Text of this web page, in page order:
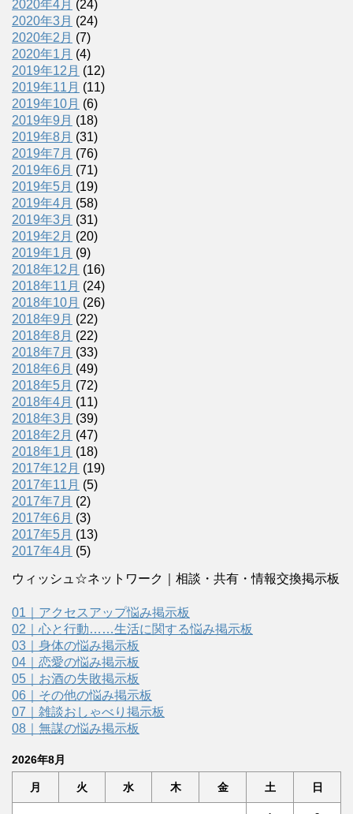
2020年4月 (24)
2020年3月 (24)
2020年2月 (7)
2020年1月 (4)
2019年12月 (12)
2019年11月 (11)
2019年10月 (6)
2019年9月 (18)
2019年8月 (31)
2019年7月 (76)
2019年6月 (71)
2019年5月 (19)
2019年4月 (58)
2019年3月 (31)
2019年2月 (20)
2019年1月 (9)
2018年12月 (16)
2018年11月 (24)
2018年10月 (26)
2018年9月 (22)
2018年8月 (22)
2018年7月 (33)
2018年6月 (49)
2018年5月 (72)
2018年4月 (11)
2018年3月 (39)
2018年2月 (47)
2018年1月 (18)
2017年12月 (19)
2017年11月 (5)
2017年7月 (2)
2017年6月 (3)
2017年5月 (13)
2017年4月 (5)
ウィッシュ☆ネットワーク｜相談・共有・情報交換掲示板
01｜アクセスアップ悩み掲示板
02｜心と行動……生活に関する悩み掲示板
03｜身体の悩み掲示板
04｜恋愛の悩み掲示板
05｜お酒の失敗掲示板
06｜その他の悩み掲示板
07｜雑談おしゃべり掲示板
08｜無謀の悩み掲示板
2026年8月
月 火 水 木 金 土 日